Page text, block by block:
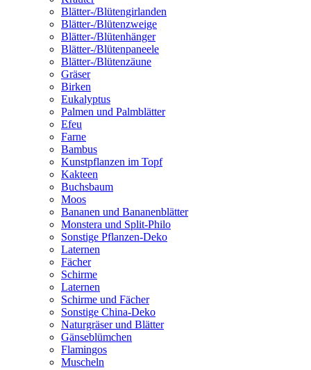
Blätter-/Blütengirlanden
Blätter-/Blütenzweige
Blätter-/Blütenhänger
Blätter-/Blütenpaneele
Blätter-/Blütenzäune
Gräser
Birken
Eukalyptus
Palmen und Palmblätter
Efeu
Farne
Bambus
Kunstpflanzen im Topf
Kakteen
Buchsbaum
Moos
Bananen und Bananenblätter
Monstera und Split-Philo
Sonstige Pflanzen-Deko
Laternen
Fächer
Schirme
Laternen
Schirme und Fächer
Sonstige China-Deko
Naturgräser und Blätter
Gänseblümchen
Flamingos
Muscheln